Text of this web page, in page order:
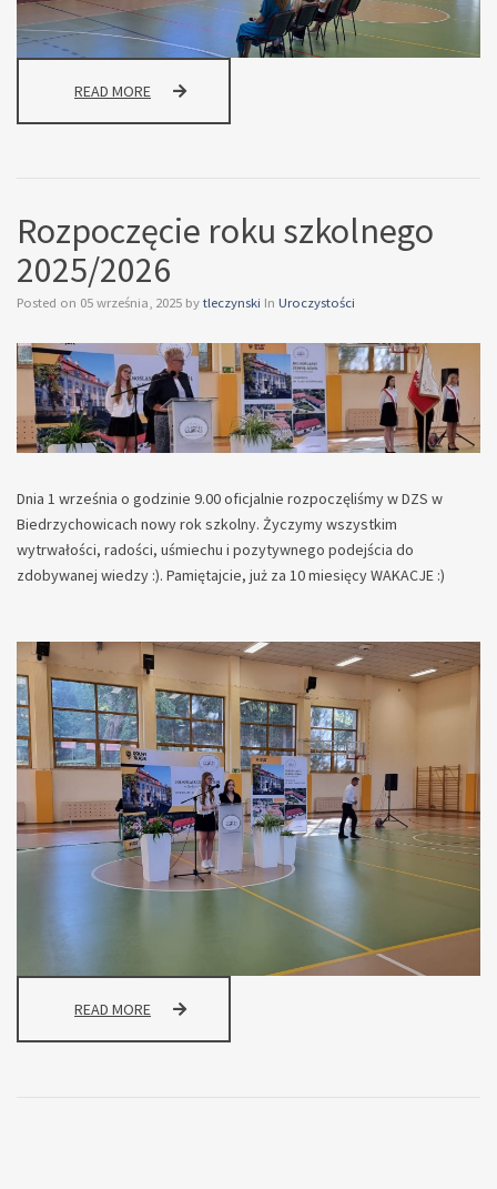
READ MORE NARODOWE
Rozpoczęcie roku szkolnego
2025/2026
Posted on 05 września, 2025 by tleczynski In Uroczystości
Dnia 1 września o godzinie 9.00 oficjalnie rozpoczęliśmy w DZS w
Biedrzychowicach nowy rok szkolny. Życzymy wszystkim
wytrwałości, radości, uśmiechu i pozytywnego podejścia do
zdobywanej wiedzy :). Pamiętajcie, już za 10 miesięcy WAKACJE :)
READ MORE ROZPOCZĘCIE